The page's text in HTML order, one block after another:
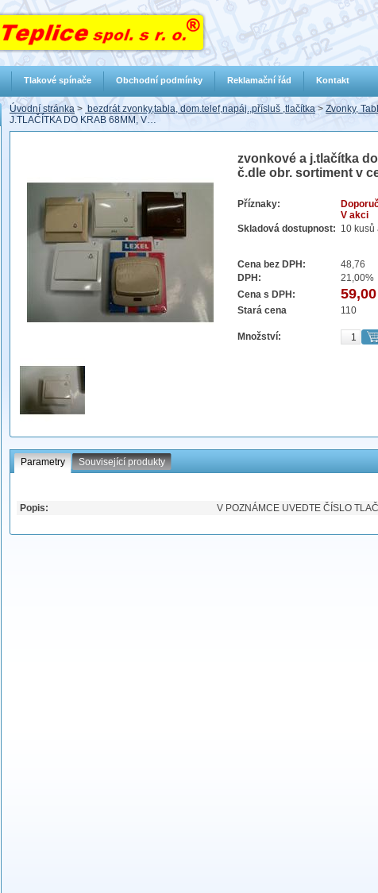
Úvodní stránka > bezdrát zvonky,tabla, dom.telef,napáj.,přísluš ,tlačítka> Zvonky,
J.TLAČÍTKA DO KRAB 68MM, V…
zvonkové a j.tlačítka
č.dle obr. sortiment v
Příznaky:
V akci
Skladová dostupnost: 10 kusů
Cena bez DPH:
48,76
DPH:
21,00%
Cena s DPH:
Stará cena 110
Množství:
Parametry Související produkty
Popis: V POZNÁMCE UVEDTE ČÍSLO
Tlakové spínače Obchodní podmínky Reklamační řád Kontakt